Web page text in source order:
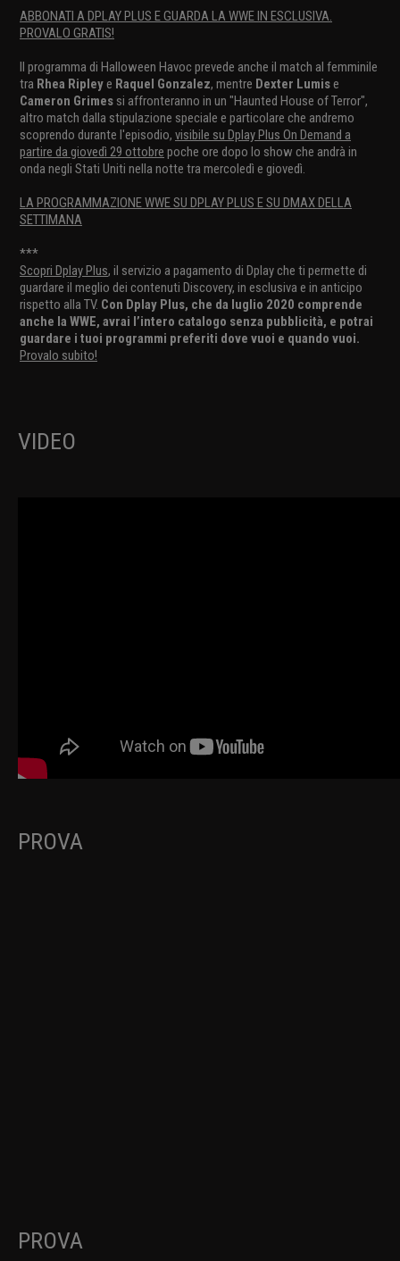
ABBONATI A DPLAY PLUS E GUARDA LA WWE IN ESCLUSIVA.
PROVALO GRATIS!
Il programma di Halloween Havoc prevede anche il match al femminile
tra Rhea Ripleye Raquel Gonzalez, mentre Dexter Lumise
Cameron Grimes si affronteranno in un "Haunted House of Terror",
altro match dalla stipulazione speciale e particolare che andremo
scoprendo durante l'episodio, visibile su Dplay Plus On Demand a
partire da giovedì 29 ottobre poche ore dopo lo show che andrà in
onda negli Stati Uniti nella notte tra mercoledì e giovedì.
LA PROGRAMMAZIONE WWE SU DPLAY PLUS E SU DMAX DELLA
SETTIMANA
***
Scopri Dplay Plus, il servizio a pagamento di Dplay che ti permette di
guardare il meglio dei contenuti Discovery, in esclusiva e in anticipo
rispetto alla TV. Con Dplay Plus, che da luglio 2020 comprende
anche la WWE, avrai l’intero catalogo senza pubblicità, e potrai
guardare i tuoi programmi preferiti dove vuoi e quando vuoi.
Provalo subito!
VIDEO
PROVA
PROVA